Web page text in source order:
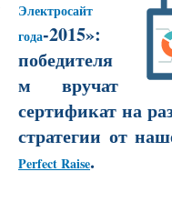
Электросайт
года-2015»:
победителя
м вручат
сертификат на
стратегии от
Perfect Raise.